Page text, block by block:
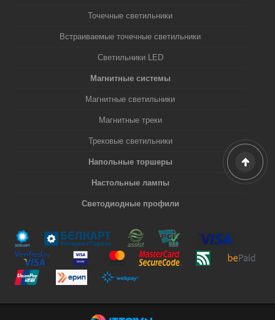
Точечные светильники
Встраиваемые точечные светильники
Светильники LED
Магнитные системы
Магнитные светильники
Магнитные треки
Трековые светильники
Напольные торшеры
Настольные лампы
Светодиодные профили